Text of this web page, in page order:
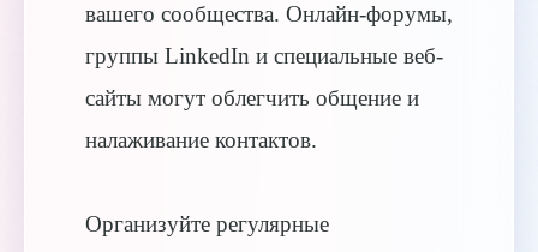
вашего сообщества. Онлайн-форумы,
группы LinkedIn и специальные веб-
сайты могут облегчить общение и
налаживание контактов.
Организуйте регулярные